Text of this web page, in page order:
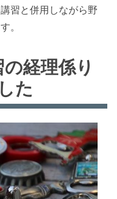
習と併用しながら野
。
経理係り
た